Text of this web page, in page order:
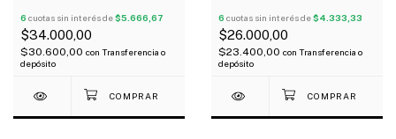
6 cuotas sin interés de$5.666,67
$34.000,00
$30.600,00 con Transferencia o
depósito
6 cuotas sin interés de$4.333,33
$26.000,00
$23.400,00 con Transferencia o
depósito